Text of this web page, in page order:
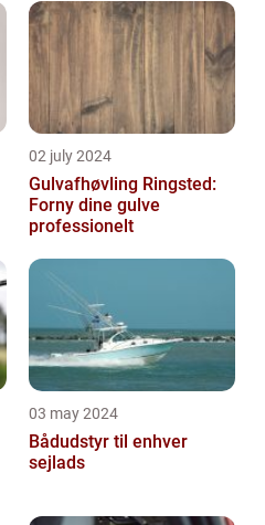
02 july 2024
Gulvafhøvling Ringsted:
Forny dine gulve
professionelt
03 may 2024
Bådudstyr til enhver
sejlads